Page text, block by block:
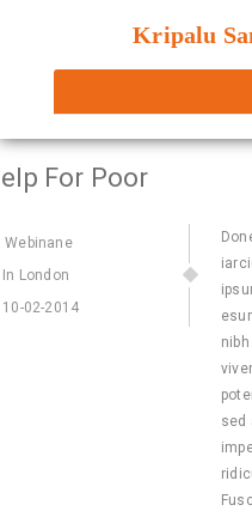
Kripalu
For Poor
Webinane
In London
10-02-2014
sed